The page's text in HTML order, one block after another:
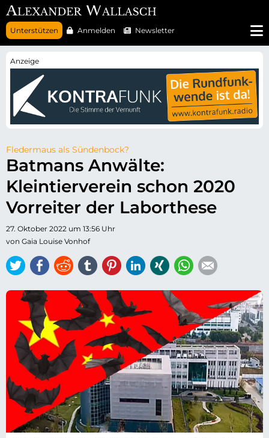
N
a
v
r
p
r
n
g
e
Unterstützen Anmelden Newsletter
Fledermaus als Sündenbock?
Batmans Anwälte:
Kleintierverein schon 2020
Vorreiter der Laborthese
27. Oktober 2022 um 13:56 Uhr
von Gaia Louise Vonhof
TwitterFacebook
ReddittumblrPinterestLinkedIn
Xing WhatsApp